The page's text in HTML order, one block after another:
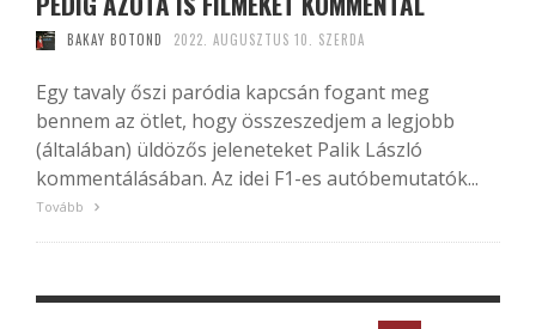
BAKAY BOTOND 2022. AUGUSZTUS 10. SZERDA
Egy tavaly őszi paródia kapcsán fogant meg
bennem az ötlet, hogy összeszedjem a legjobb
(általában) üldözős jeleneteket Palik László
kommentálásában. Az idei F1-es autóbemutatók...
Tovább